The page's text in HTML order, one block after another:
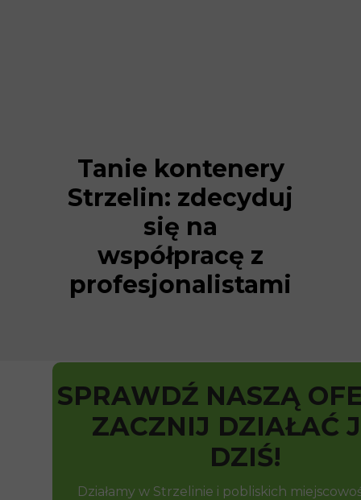
Tanie kontenery
Strzelin: zdecyduj
się na
współpracę z
profesjonalistami
Działamy w Strzelinie i pobliskich
SPRAWDŹ NASZĄ
ZACZNIJ DZIAŁAĆ
DZIŚ!